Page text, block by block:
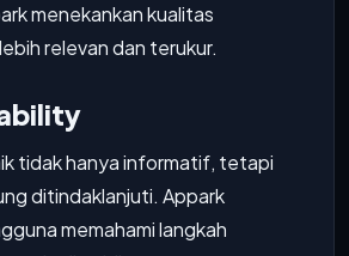
menekankan kualitas
relevan dan terukur.
tidak hanya informatif, tetapi
ditindaklanjuti. Appark
memahami langkah